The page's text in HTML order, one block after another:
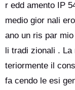
r edd amento IP
medio gior nali
ano un ris par
li tradi zionali . La
teriormente il
fa cendo le esi